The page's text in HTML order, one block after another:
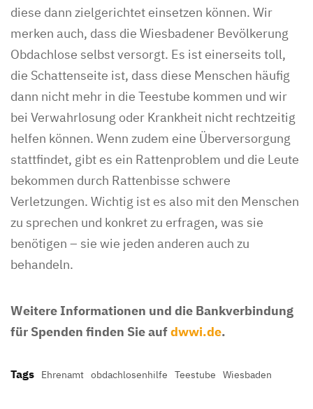
diese dann zielgerichtet einsetzen können. Wir
merken auch, dass die Wiesbadener Bevölkerung
Obdachlose selbst versorgt. Es ist einerseits toll,
die Schattenseite ist, dass diese Menschen häufig
dann nicht mehr in die Teestube kommen und wir
bei Verwahrlosung oder Krankheit nicht rechtzeitig
helfen können. Wenn zudem eine Überversorgung
stattfindet, gibt es ein Rattenproblem und die Leute
bekommen durch Rattenbisse schwere
Verletzungen. Wichtig ist es also mit den Menschen
zu sprechen und konkret zu erfragen, was sie
benötigen – sie wie jeden anderen auch zu
behandeln.
Weitere Informationen und die Bankverbindung
für Spenden finden Sie aufdwwi.de.
Tags Ehrenamt obdachlosenhilfe Teestube Wiesbaden